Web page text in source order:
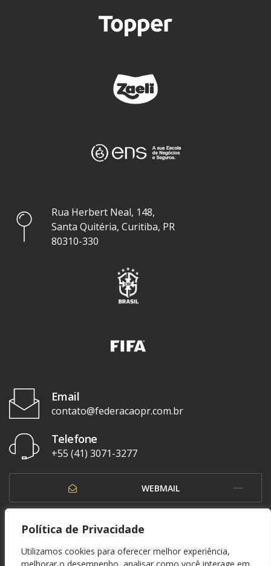
Política de Privacidade
Utilizamos cookies para oferecer melhor experiência,
Rua Herbert Neal, 148,
Santa Quitéria, Curitiba, PR
80310-330
Email
contato@federacaopr.com.br
Telefone
+55 (41) 3071-3277
WEBMAIL
OUVIDORIA